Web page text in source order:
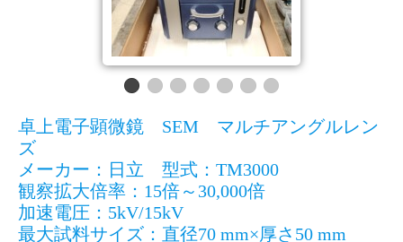
卓上電子顕微鏡 SEM マルチアングルレン
ズ
メーカー：日立 型式：TM3000
観察拡大倍率：15倍～30,000倍
加速電圧：5kV/15kV
最大試料サイズ：直径70 mm×厚さ50 mm